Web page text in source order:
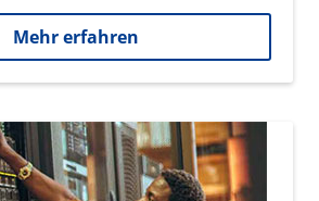
Mehr erfahren